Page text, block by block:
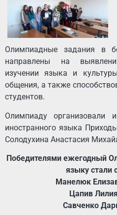
Олимпиадные задания в
направлены на
изучении языка и
общения, а также
студентов.
Олимпиаду организовали
иностранного языка
Солодухина Анастасия
Победителями ежегодный
языку стали
Манелюк
Цапив
Савченко